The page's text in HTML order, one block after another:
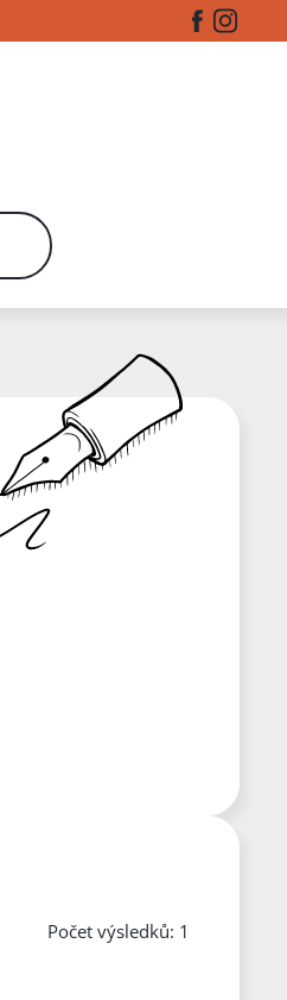
Facebook
Počet výsledků: 1